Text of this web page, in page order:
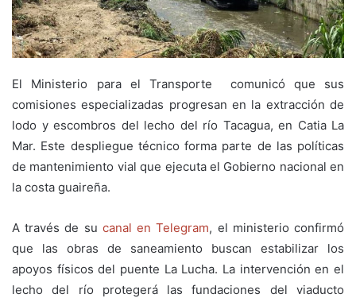
El Ministerio para el Transporte comunicó que sus
comisiones especializadas progresan en la extracción de
lodo y escombros del lecho del río Tacagua, en Catia La
Mar. Este despliegue técnico forma parte de las políticas
de mantenimiento vial que ejecuta el Gobierno nacional en
la costa guaireña.
A través de su canal en Telegram, el ministerio confirmó
que las obras de saneamiento buscan estabilizar los
apoyos físicos del puente La Lucha. La intervención en el
lecho del río protegerá las fundaciones del viaducto